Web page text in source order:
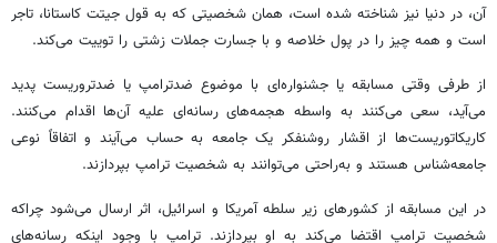
آن، در دنیا نیز شناخته شده است، همان شخصیتی که به قول جیتت کاستانا، تاجر
است و همه چیز را در پول خلاصه و با جسارت جملات زشتی را توییت می‌کند.
از طرفی وقتی مسابقه یا جشنواره‌ای با موضوع ضدترامپیا ضدتروریستپدید
می‌آید، سعی می‌کنند به واسطه هجمه‌های رسانه‌ای علیه آن‌ها اقدام می‌کنند.
کاریکاتوریست‌ها از اقشار روشنفکر یک جامعه به حساب می‌آیند و اتفاقاً نوعی
جامعه‌شناس هستند و به‌راحتی می‌توانند به شخصیت ترامپ بپردازند.
در این مسابقه از کشورهای زیر سلطه آمریکا و اسرائیل، اثر ارسال می‌شود چراکه
شخصیت ترامپ اقتضا می‌کند به او بپردازند. ترامپ با وجود اینکه رسانه‌های